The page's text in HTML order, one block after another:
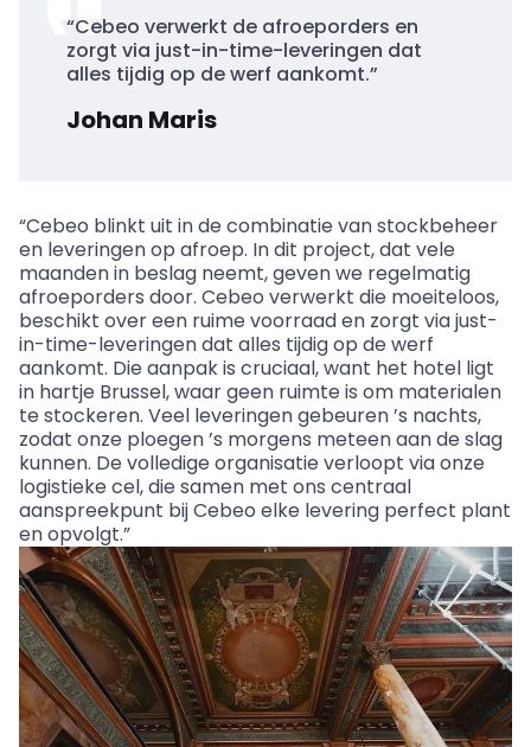
“Cebeo verwerkt de afroeporders en
zorgt via just-in-time-leveringen dat
alles tijdig op de werf aankomt.”
Johan Maris
“Cebeo blinkt uit in de combinatie van stockbeheer
en leveringen op afroep. In dit project, dat vele
maanden in beslag neemt, geven we regelmatig
afroeporders door. Cebeo verwerkt die moeiteloos,
beschikt over een ruime voorraad en zorgt via just-
in-time-leveringen dat alles tijdig op de werf
aankomt. Die aanpak is cruciaal, want het hotel ligt
in hartje Brussel, waar geen ruimte is om materialen
te stockeren. Veel leveringen gebeuren ’s nachts,
zodat onze ploegen ’s morgens meteen aan de slag
kunnen. De volledige organisatie verloopt via onze
logistieke cel, die samen met ons centraal
aanspreekpunt bijCebeo elke levering perfect plant
en opvolgt.”